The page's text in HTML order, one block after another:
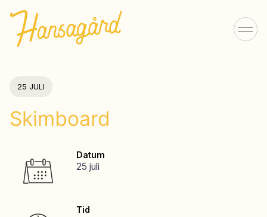
25 JULI
Skimboard
Datum
25 juli
Tid